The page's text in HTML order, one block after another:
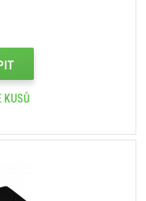
KUSŮ